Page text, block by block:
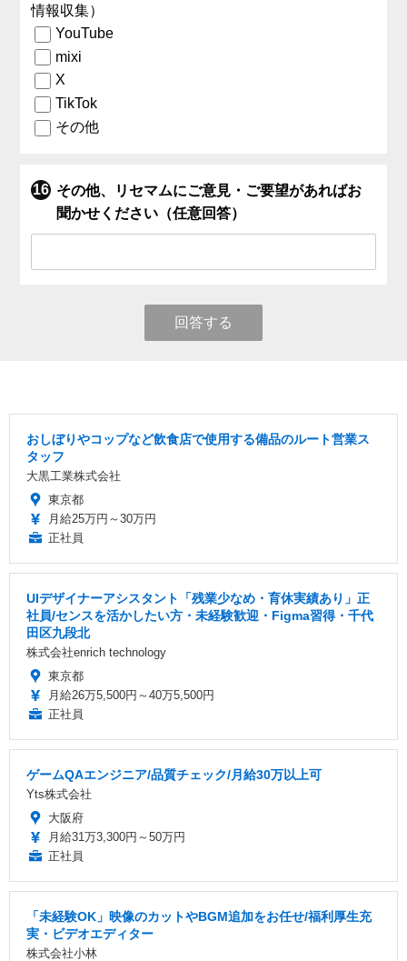
情報収集）
YouTube
mixi
X
TikTok
その他
その他、リセマムにご意見・ご要望があればお
聞かせください（任意回答）
回答する
おしぼりやコップなど飲食店で使用する備品のルート営業ス
タッフ
大黒工業株式会社
東京都
月給25万円～30万円
正社員
UIデザイナーアシスタント「残業少なめ・育休実績あり」正
社員/センスを活かしたい方・未経験歓迎・Figma習得・千代
田区九段北
株式会社enrich technology
東京都
月給26万5,500円～40万5,500円
正社員
ゲームQAエンジニア/品質チェック/月給30万以上可
Yts株式会社
大阪府
月給31万3,300円～50万円
正社員
「未経験OK」映像のカットやBGM追加をお任せ/福利厚生充
実・ビデオエディター
株式会社小林